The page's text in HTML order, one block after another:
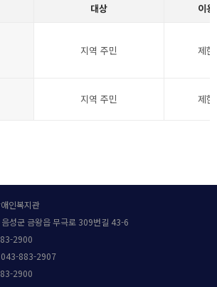
대상 이
지역 주민 제
지역 주민 제
인복지관
성군 금왕읍 무극로 309번길 43-6
2900
043-883-2907
2900